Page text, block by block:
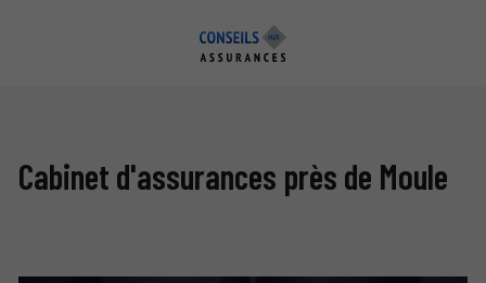
Cabinet d'assurances près de Moule